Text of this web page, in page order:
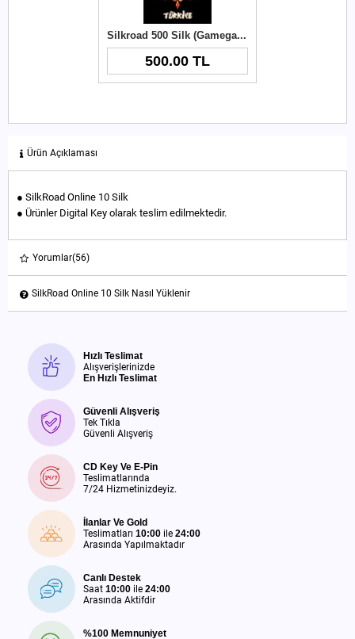
Silkroad 500 Silk (Gamegami)
500.00 TL
Ürün Açıklaması
● SilkRoad Online 10 Silk
● Ürünler Digital Key olarak teslim edilmektedir.
Yorumlar(56)
SilkRoad Online 10 Silk Nasıl Yüklenir
Hızlı Teslimat
Alışverişlerinizde
En Hızlı Teslimat
Güvenli Alışveriş
Tek Tıkla
Güvenli Alışveriş
CD Key Ve E-Pin
Teslimatlarında
7/24 Hizmetinizdeyiz.
İlanlar Ve Gold
Teslimatları 10:00 ile 24:00
Arasında Yapılmaktadır
Canlı Destek
Saat 10:00 ile 24:00
Arasında Aktifdir
%100 Memnuniyet